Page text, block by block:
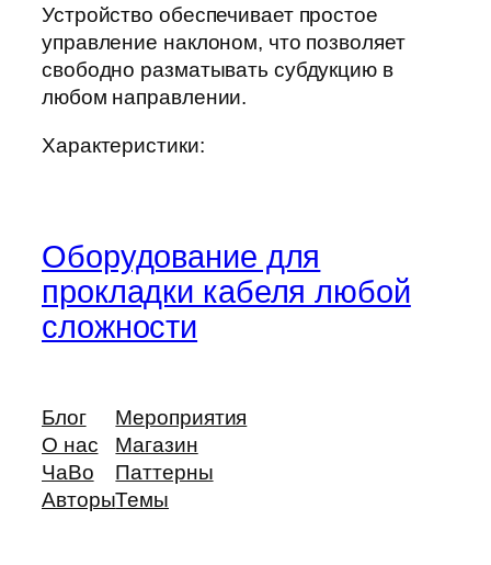
Устройство обеспечивает простое
управление наклоном, что позволяет
свободно разматывать субдукцию в
любом направлении.
Характеристики:
Оборудование для
прокладки кабеля любой
сложности
Блог
О нас
ЧаВо
Авторы
Мероприятия
Магазин
Паттерны
Темы